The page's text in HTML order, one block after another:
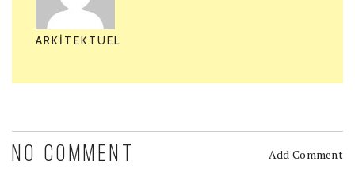
ARKITEKTUEL
NO COMMENT Add Comment